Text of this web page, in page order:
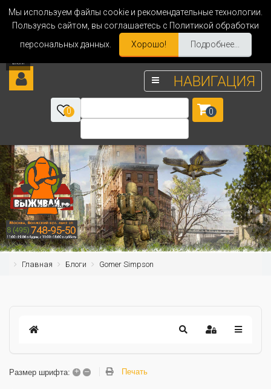
Мы используем файлы cookie и рекомендательные технологии.
Пользуясь сайтом, вы соглашаетесь с Политикой обработки
персональных данных.
Хорошо! Подробнее...
НАВИГАЦИЯ
0 0
Главная Блоги Gomer Simpson
Размер шрифта: + – Печать